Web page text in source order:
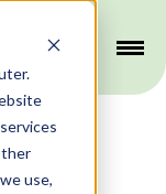
use,